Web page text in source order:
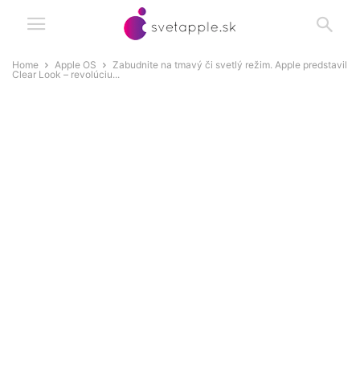
Home Apple OS
Zabudnite na tmavý či svetlý režim. Apple predstavil
Clear Look – revolúciu...